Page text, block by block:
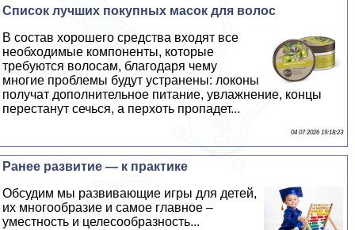
Список лучших покупных масок для волос
В состав хорошего средства входят все
необходимые компоненты, которые
требуются волосам, благодаря чему
многие проблемы будут устранены: локоны
получат дополнительное питание, увлажнение, концы
перестанут сечься, а перхоть пропадет...
04 07 2026 19:18:23
Ранее развитие — к пpaктике
Обсудим мы развивающие игры для детей,
их многообразие и самое главное –
уместность и целесообразность...